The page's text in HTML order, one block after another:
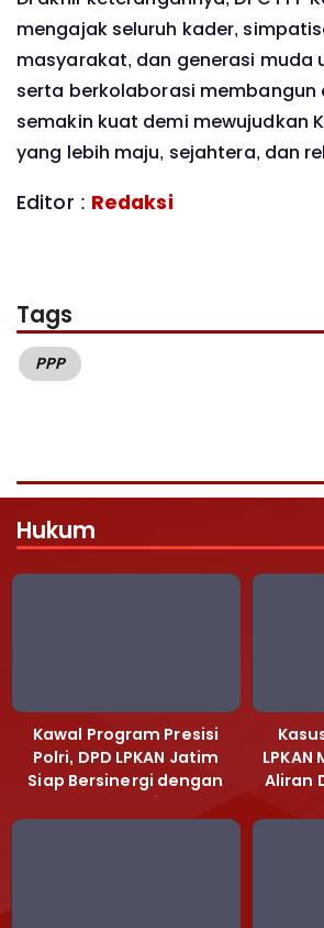
mengajak seluruh kader,
masyarakat, dan generasi muda
serta berkolaborasi membangun
semakin kuat demi mewujudkan
yang lebih maju, sejahtera, dan
Editor : Redaksi
Tags
PPP
Hukum
Kawal Program Presisi
Polri, DPD LPKAN Jatim
Siap Bersinergi dengan
Polda Jatim
LPKAN
Aliran